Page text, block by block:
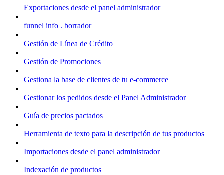
Exportaciones desde el panel administrador
funnel info . borrador
Gestión de Línea de Crédito
Gestión de Promociones
Gestiona la base de clientes de tu e-commerce
Gestionar los pedidos desde el Panel Administrador
Guía de precios pactados
Herramienta de texto para la descripción de tus productos
Importaciones desde el panel administrador
Indexación de productos